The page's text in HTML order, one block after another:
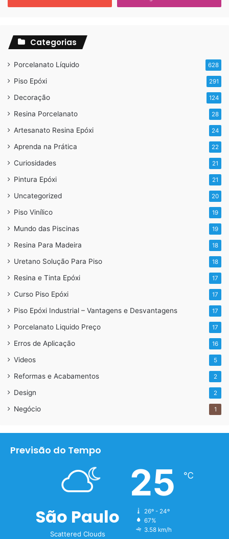
Para informações sobre:
Whatsapp: 11 96717-8685 ou no link abaixo
1=pt_BR&phone=5511967178685
Categorias
Porcelanato Líquido 628
Piso Epóxi 291
Decoração 124
Resina Porcelanato 28
Artesanato Resina Epóxi 24
Aprenda na Prática 22
Curiosidades 21
Pintura Epóxi 21
Uncategorized 20
Piso Vinílico 19
Mundo das Piscinas 19
Resina Para Madeira 18
Uretano Solução Para Piso 18
Resina e Tinta Epóxi 17
Curso Piso Epóxi 17
Piso Epóxi Industrial – Vantagens e Desvantagens 17
Porcelanato Liquido Preço 17
Erros de Aplicação 16
Videos 5
Reformas e Acabamentos 2
Design 2
Negócio 1
Previsão do Tempo
São Paulo
Scattered Clouds
25 ℃
26º - 24º
67%
3.58 km/h